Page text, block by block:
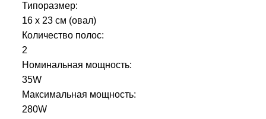
Типоразмер:
16 х 23 см (овал)
Количество полос:
2
Номинальная мощность:
35W
Максимальная мощность:
280W